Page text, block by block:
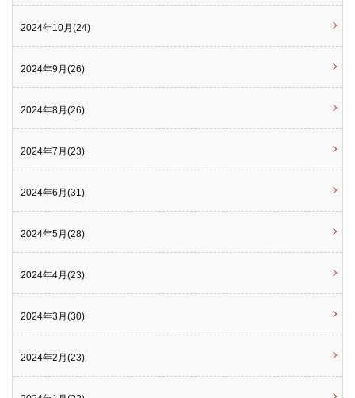
2024年10月(24)
2024年9月(26)
2024年8月(26)
2024年7月(23)
2024年6月(31)
2024年5月(28)
2024年4月(23)
2024年3月(30)
2024年2月(23)